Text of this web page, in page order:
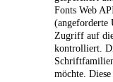
Fonts Web
(angeforderte
Zugriff auf
kontrolliert.
möchte.